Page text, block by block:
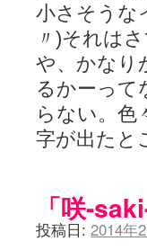
咲めも！ / ニワチ
ＳＳＳ（咲ＳＳ
ひまじんひまん
煌-Subara- - 咲-
SYNTH 2006 -
かえんだん - 咲-
Saki-1 グランプ
木と木と木 - 咲-
ヤンデレ・狂気
麻雀自由帳 - 咲-
LAT. 39°20' N -
エトピリカ!! - 咲-
小さそうな
〃)それは
や、かなり
るかーって
らない。色
字が出たと
「咲-
投稿日: 2014年